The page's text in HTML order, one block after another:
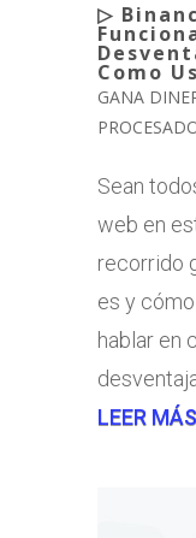
▷
Como
GANA
Sean
web en
recorrido
es y
hablar en
LEER MÁS